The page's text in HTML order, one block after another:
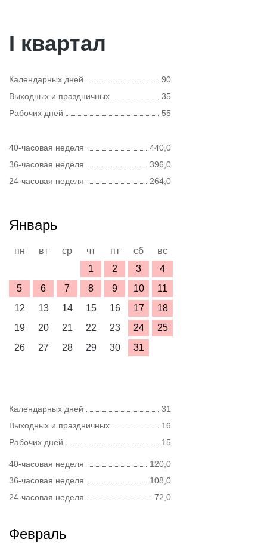
I квартал
Календарных дней
90
Выходных и праздничных
35
Рабочих дней
55
40-часовая неделя
440,0
36-часовая неделя
396,0
24-часовая неделя
264,0
Январь
пн вт ср чт пт сб
вс
1
2 3
4
5
6 7 8 9 10
11
12
13 14 15 16 17
18
19
20 21 22 23 24
25
26
27 28 29 30 31
Календарных дней
31
Выходных и праздничных
16
Рабочих дней
15
40-часовая неделя
120,0
36-часовая неделя
108,0
24-часовая неделя
72,0
Февраль